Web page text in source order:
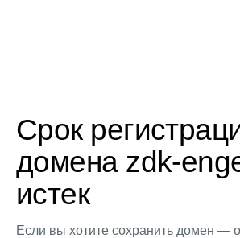
Срок
домена zdk-
истек
Если вы хотите сохранить домен —